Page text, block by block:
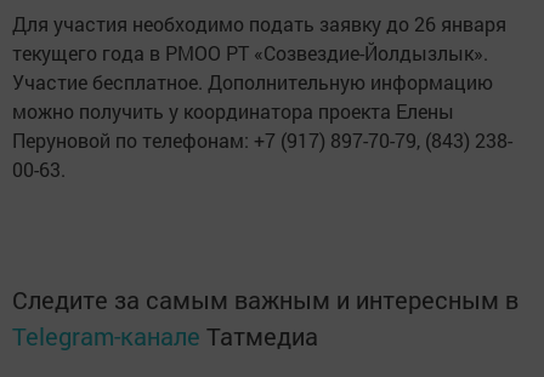
Для участия необходимо подать заявку до 26 января
текущего года в РМОО РТ «Созвездие-Йолдызлык».
Участие бесплатное. Дополнительную информацию
можно получить у координатора проекта Елены
Перуновой по телефонам: +7 (917) 897-70-79, (843) 238-
00-63.
Следите за самым важным и интересным в
Telegram-канале Татмедиа